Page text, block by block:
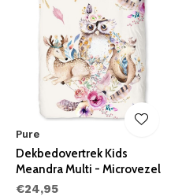
Pure
Dekbedovertrek Kids
Meandra Multi - Microvezel
€24,95